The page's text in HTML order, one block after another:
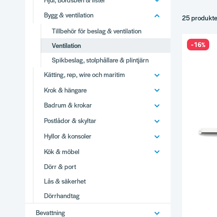
Bygg & ventilation
Tillbehör för beslag & ventilation
Ventilation
Spikbeslag, stolphållare & plintjärn
Kätting, rep, wire och maritim
Krok & hängare
Badrum & krokar
Postlådor & skyltar
Hyllor & konsoler
Kök & möbel
Dörr & port
Lås & säkerhet
Dörrhandtag
Bevattning
Galler för
Tips
Stor
25
-16%